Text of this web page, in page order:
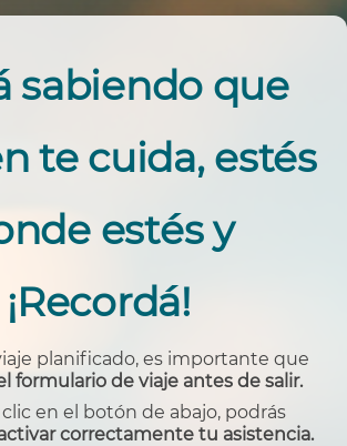
sabiendo que
te cuida, estés
estés y
¡Recordá!
planificado, es importante que
formulario de viaje antes de salir.
en el botón de abajo, podrás
correctamente tu asistencia.